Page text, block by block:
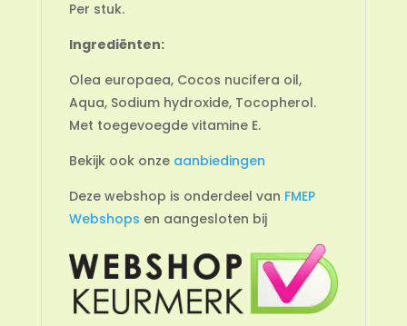
Per stuk.
Ingrediënten:
Olea europaea, Cocos nucifera oil,
Aqua, Sodium hydroxide, Tocopherol.
Met toegevoegde vitamine E.
Bekijk ook onze aanbiedingen
Deze webshop is onderdeel van FMEP
Webshops en aangesloten bij